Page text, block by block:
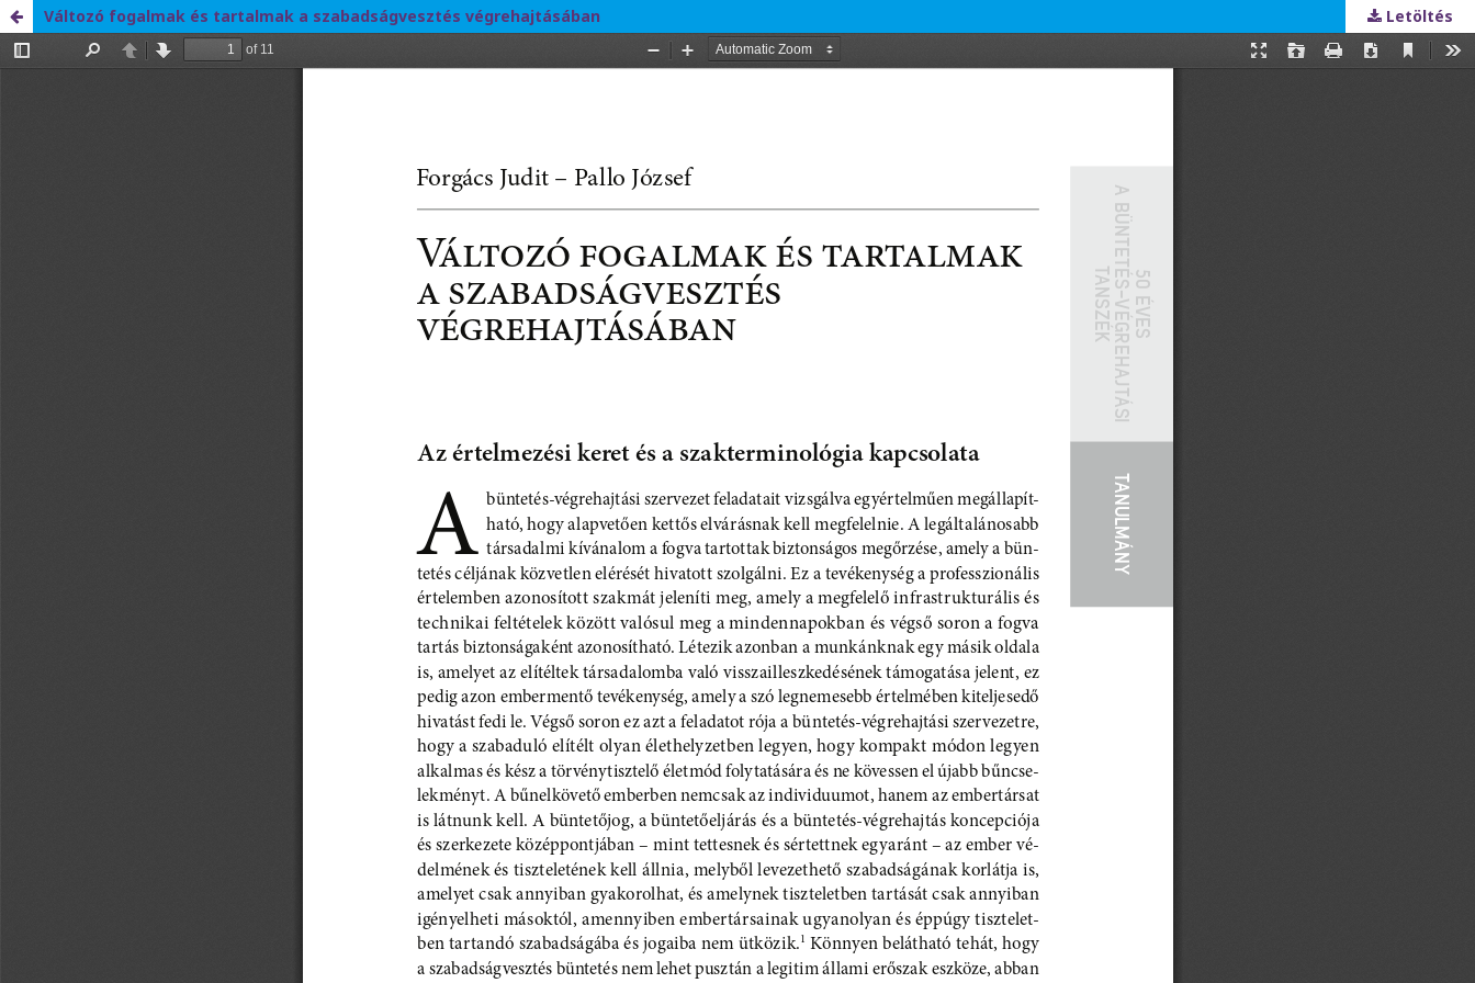
Változó fogalmak és tartalmak a szabadságvesztés végrehajtásában Letöltés